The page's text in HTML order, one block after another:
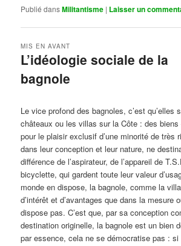
Publié dansMilitantisme | Laisser un
L’idéologie sociale de la
bagnole
MIS EN AVANT
Le vice profond des bagnoles, c’est qu’elles
châteaux ou les villas sur la Côte : des
pour le plaisir exclusif d’une minorité de très
dans leur conception et leur nature, ne
différence de l’aspirateur, de l’appareil de
bicyclette, qui gardent toute leur valeur
monde en dispose, la bagnole, comme la
d’intérêt et d’avantages que dans la mesure
dispose pas. C’est que, par sa conception
destination originelle, la bagnole est un bien
par essence, cela ne se démocratise pas :